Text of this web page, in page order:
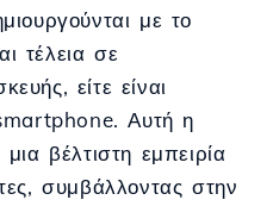
με το
τέλεια σε
είτε είναι
Αυτή η
βέλτιστη εμπειρία
συμβάλλοντας στην